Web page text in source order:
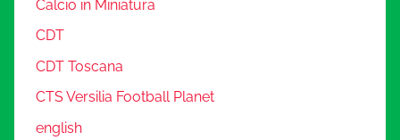
Calcio in Miniatura
CDT
CDT Toscana
CTS Versilia Football Planet
english